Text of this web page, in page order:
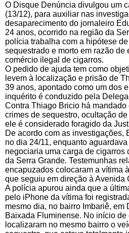
O Disque Denúncia divulgou um
(13/12), para auxiliar nas
desaparecimento do jornaleiro
24 anos, ocorrido na região da
polícia trabalha com a hipótese
sequestrado e morto em razão de
comércio ilegal de cigarros.
O pedido de ajuda tem como
levem à localização e prisão de
39 anos, apontado como um dos
inquérito é conduzido pela
Contra Thiago Bricio há
crimes de sequestro, ocultação
ele é considerado foragido da
De acordo com as investigações,
no dia 24/11, enquanto
negociaria uma carga de cigarros
da Serra Grande. Testemunhas
encapuzados colocaram a vítima
que seguiu em direção à Avenida
A polícia apurou ainda que a
pelo iPhone da vítima foi
mesmo dia, no bairro Imbariê, em
Baixada Fluminense. No início de
localizaram no mesmo bairro o